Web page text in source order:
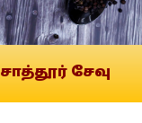
சாத்தூர் சேவு